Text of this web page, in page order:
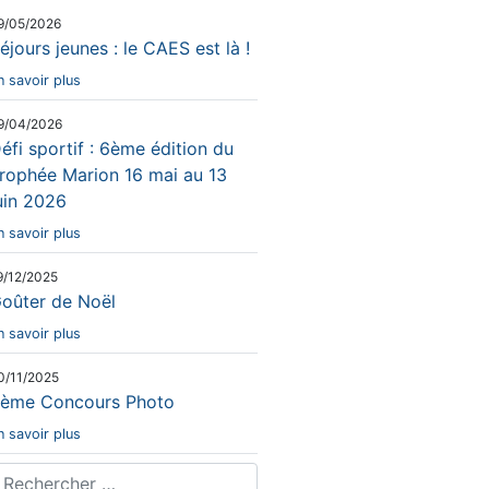
05/2026
jeunes : le CAES est là !
savoir plus
04/2026
sportif : 6ème édition du
Marion 16 mai au 13
2026
savoir plus
12/2025
de Noël
savoir plus
11/2025
Concours Photo
savoir plus